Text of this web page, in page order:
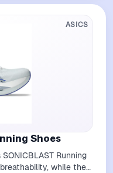
ASICS
Shoes
Running
while the